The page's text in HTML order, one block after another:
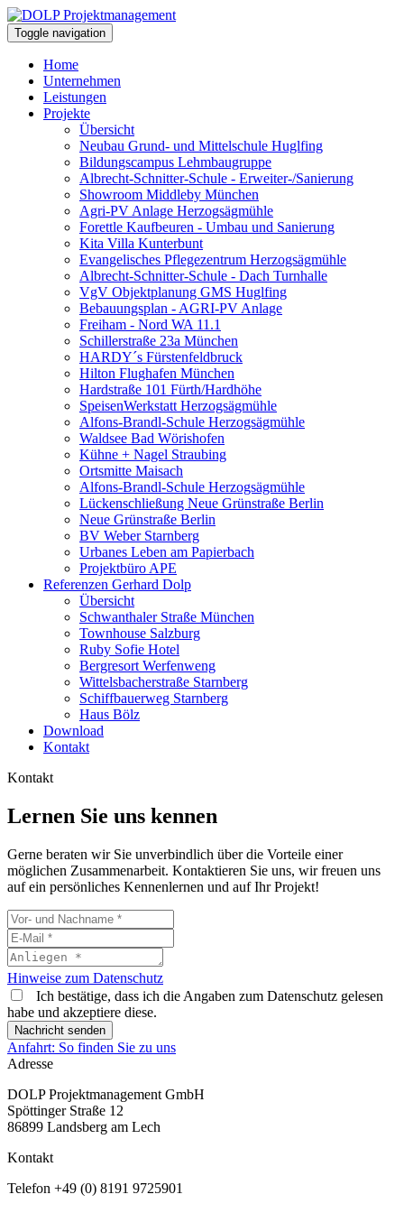
Toggle navigation
Home
Unternehmen
Leistungen
Projekte
Übersicht
Neubau Grund- und Mittelschule Huglfing
Bildungscampus Lehmbaugruppe
Albrecht-Schnitter-Schule - Erweiter-/Sanierung
Showroom Middleby München
Agri-PV Anlage Herzogsägmühle
Forettle Kaufbeuren - Umbau und Sanierung
Kita Villa Kunterbunt
Evangelisches Pflegezentrum Herzogsägmühle
Albrecht-Schnitter-Schule - Dach Turnhalle
VgV Objektplanung GMS Huglfing
Bebauungsplan - AGRI-PV Anlage
Freiham - Nord WA 11.1
Schillerstraße 23a München
HARDY´s Fürstenfeldbruck
Hilton Flughafen München
Hardstraße 101 Fürth/Hardhöhe
SpeisenWerkstatt Herzogsägmühle
Alfons-Brandl-Schule Herzogsägmühle
Waldsee Bad Wörishofen
Kühne + Nagel Straubing
Ortsmitte Maisach
Alfons-Brandl-Schule Herzogsägmühle
Lückenschließung Neue Grünstraße Berlin
Neue Grünstraße Berlin
BV Weber Starnberg
Urbanes Leben am Papierbach
Projektbüro APE
Referenzen Gerhard Dolp
Übersicht
Schwanthaler Straße München
Townhouse Salzburg
Ruby Sofie Hotel
Bergresort Werfenweng
Wittelsbacherstraße Starnberg
Schiffbauerweg Starnberg
Haus Bölz
Download
Kontakt
Kontakt
Lernen Sie uns kennen
Gerne beraten wir Sie unverbindlich über die Vorteile einer
möglichen Zusammenarbeit. Kontaktieren Sie uns, wir freuen uns
auf ein persönliches Kennenlernen und auf Ihr Projekt!
Hinweise zum Datenschutz
Ich bestätige, dass ich die Angaben zum Datenschutz gelesen
habe und akzeptiere diese.
Nachricht senden
Bitte nicht ausfüllen
Anfahrt: So finden Sie zu uns
Adresse
DOLP Projektmanagement GmbH
Spöttinger Straße 12
86899 Landsberg am Lech
Kontakt
Telefon +49 (0) 8191 9725901